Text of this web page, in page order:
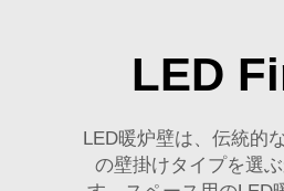
LED
LED暖炉壁は、伝統的
の壁掛けタイプを選